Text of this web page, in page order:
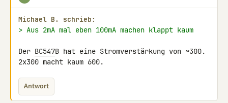
Michael B. schrieb:
> Aus 2mA mal eben 100mA machen klappt kaum
Der BC547B hat eine Stromverstärkung von ~300.
2x300 macht kaum 600.
Antwort